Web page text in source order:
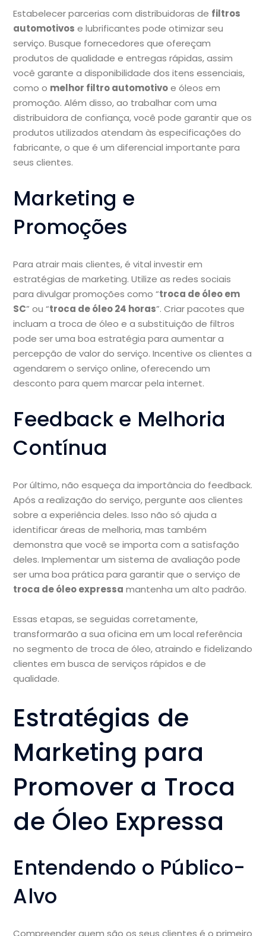
Estabelecer parcerias com distribuidoras de filtros
automotivos e lubrificantes pode otimizar seu
serviço. Busque fornecedores que ofereçam
produtos de qualidade e entregas rápidas, assim
você garante a disponibilidade dos itens essenciais,
como o melhor filtro automotivoe óleos em
promoção. Além disso, ao trabalhar com uma
distribuidora de confiança, você pode garantir que os
produtos utilizados atendam às especificações do
fabricante, o que é um diferencial importante para
seus clientes.
Marketing e
Promoções
Para atrair mais clientes, é vital investir em
estratégias de marketing. Utilize as redes sociais
para divulgar promoções como “troca de óleo em
SC” ou “troca de óleo 24 horas”. Criar pacotes que
incluam a troca de óleo e a substituição de filtros
pode ser uma boa estratégia para aumentar a
percepção de valor do serviço. Incentive os clientes a
agendarem o serviço online, oferecendo um
desconto para quem marcar pela internet.
Feedback e Melhoria
Contínua
Por último, não esqueça da importância do feedback.
Após a realização do serviço, pergunte aos clientes
sobre a experiência deles. Isso não só ajuda a
identificar áreas de melhoria, mas também
demonstra que você se importa com a satisfação
deles. Implementar um sistema de avaliação pode
ser uma boa prática para garantir que o serviço de
troca de óleo expressa mantenha um alto padrão.
Essas etapas, se seguidas corretamente,
transformarão a sua oficina em um local referência
no segmento de troca de óleo, atraindo e fidelizando
clientes em busca de serviços rápidos e de
qualidade.
Estratégias de
Marketing para
Promover a Troca
de Óleo Expressa
Entendendo o Público-
Alvo
Compreender quem são os seus clientes é o primeiro